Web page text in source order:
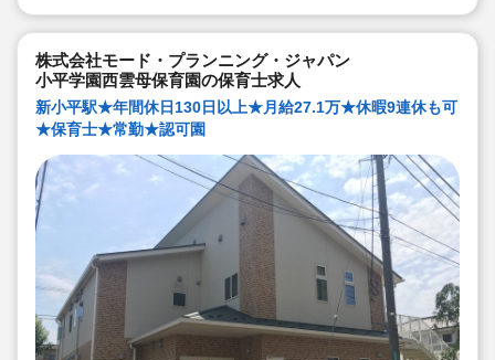
株式会社モード・プランニング・ジャパン
小平学園西雲母保育園の保育士求人
新小平駅★年間休日130日以上★月給27.1万★休暇9連休も可
★保育士★常勤★認可園